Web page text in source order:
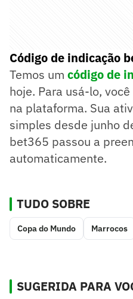
Código de indicação
Temos um código de
hoje. Para usá-lo,
na plataforma. Sua
simples desde junho
bet365 passou a
automaticamente.
TUDO SOBRE
Copa do Mundo Marrocos
SUGERIDA PARA